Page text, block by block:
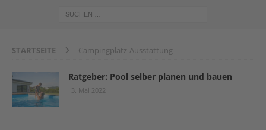
STARTSEITE Campingplatz-Ausstattung
Ratgeber: Pool selber planen und bauen
3. Mai 2022